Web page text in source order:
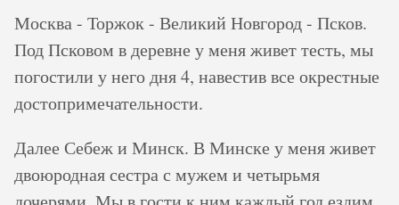
Москва - Торжок - Великий Новгород - Псков.
Под Псковом в деревне у меня живет тесть, мы
погостили у него дня 4, навестив все окрестные
достопримечательности.
Далее Себеж и Минск. В Минске у меня живет
двоюродная сестра с мужем и четырьмя